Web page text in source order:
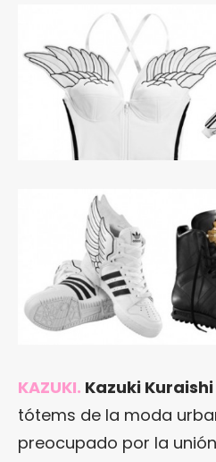
KAZUKI. Kazuki Kuraishi
tótems de la moda
preocupado por la